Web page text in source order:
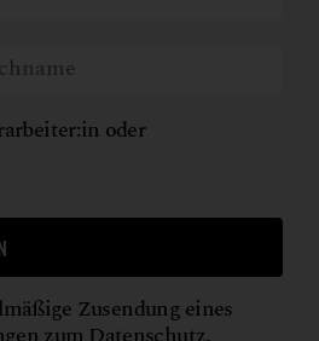
oder
Zusendung eines